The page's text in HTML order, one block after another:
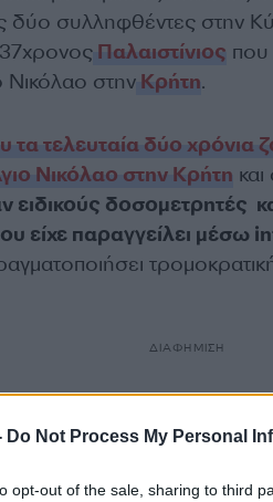
Do Not Process My Personal
opt-out of the sale, sharing to third
δύο συλληφθέντες στην
Παλαιστίνιος
Νικόλαο στηνΚρήτη.
τα τελευταία δύο χρόνια
Νικόλαο στην Κρήτη
ειδικούς δοσομετρητές
είχε παραγγείλει μέσω
ΔΙΑΦΗΜΙΣΗ